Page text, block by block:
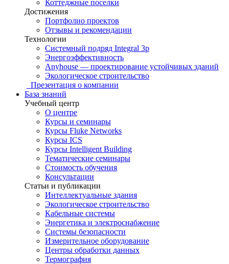
Коттеджные поселки
Достижения
Портфолио проектов
Отзывы и рекомендации
Технологии
Системный подряд Integral 3p
Энергоэффективность
Anyhouse — проектирование устойчивых зданий
Экологическое строительство
Презентация о компании
База знаний
Учебный центр
О центре
Курсы и семинары
Курсы Fluke Networks
Курсы ICS
Курсы Intelligent Building
Тематические семинары
Стоимость обучения
Консультации
Статьи и публикации
Интеллектуальные здания
Экологическое строительство
Кабельные системы
Энергетика и электроснабжение
Системы безопасности
Измерительное оборудование
Центры обработки данных
Термография